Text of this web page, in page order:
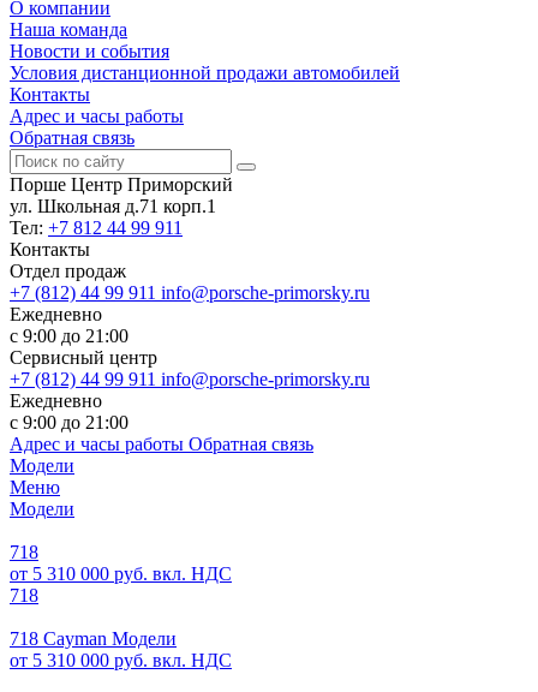
О компании
Наша команда
Новости и события
Условия дистанционной продажи автомобилей
Контакты
Адрес и часы работы
Обратная связь
Порше Центр Приморский
ул. Школьная д.71 корп.1
Тел: +7 812 44 99 911
Контакты
Отдел продаж
+7 (812) 44 99 911 info@porsche-primorsky.ru
Ежедневно
с 9:00 до 21:00
Сервисный центр
+7 (812) 44 99 911 info@porsche-primorsky.ru
Ежедневно
с 9:00 до 21:00
Адрес и часы работы Обратная связь
Модели
Меню
Модели
718
от 5 310 000 руб. вкл. НДС
718
718 Cayman Модели
от 5 310 000 руб. вкл. НДС